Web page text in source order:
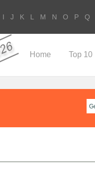
I J K L M N O P Q
Home Top 10